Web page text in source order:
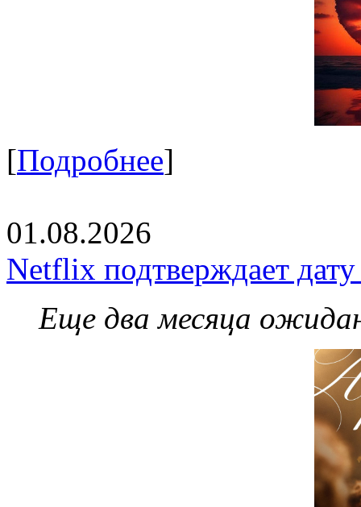
[Подробнее]
01.08.2026
Netflix подтверждает
Еще два месяца